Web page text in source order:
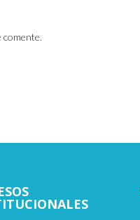
comente.